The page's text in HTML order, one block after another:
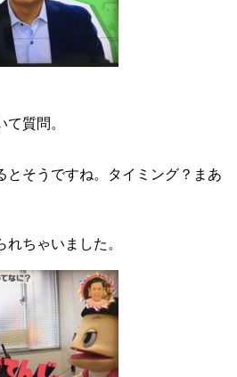
質問。
とそうですね。タイミング？まあ
ちゃいました。